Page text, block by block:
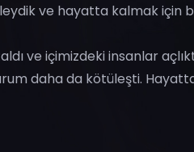
ve hayatta kalmak için
ve içimizdeki insanlar
daha da kötüleşti.